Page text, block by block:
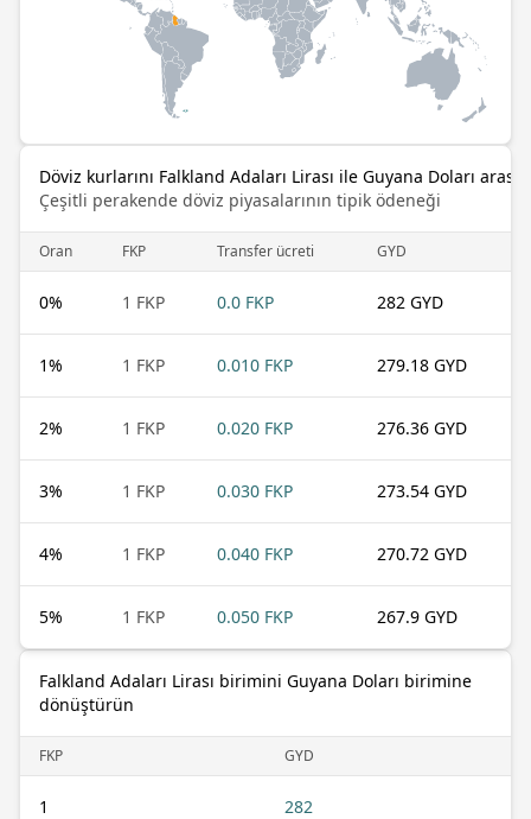
Döviz kurlarını Falkland Adaları Lirası ile Guyana Doları
Çeşitli perakende döviz piyasalarının tipik ödeneği
Oran FKP Transfer ücreti GYD
0% 1 FKP 0.0 FKP 282 GYD
1% 1 FKP 0.010 FKP 279.18 GYD
2% 1 FKP 0.020 FKP 276.36 GYD
3% 1 FKP 0.030 FKP 273.54 GYD
4% 1 FKP 0.040 FKP 270.72 GYD
5% 1 FKP 0.050 FKP 267.9 GYD
Falkland Adaları Lirası birimini Guyana Doları birimine
dönüştürün
FKP GYD
1 282